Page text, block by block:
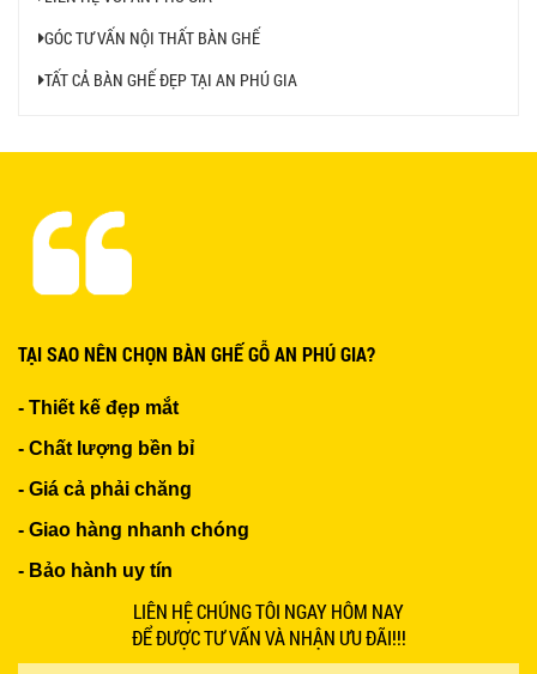
750.000 VNĐ
BÀN CAFE BCF01 GIÁ RẺ - MÃ SỐ: BCF01
650.000 VNĐ
GÓC TƯ VẤN NỘI THẤT BÀN GHẾ
TẤT CẢ BÀN GHẾ ĐẸP TẠI AN PHÚ GIA
TẠI SAO NÊN CHỌN BÀN GHẾ GỖ AN PHÚ GIA?
- Thiết kế đẹp mắt
- Chất lượng bền bỉ
- Giá cả phải chăng
- Giao hàng nhanh chóng
- Bảo hành uy tín
LIÊN HỆ CHÚNG TÔI NGAY HÔM NAY
ĐỂ ĐƯỢC TƯ VẤN VÀ NHẬN ƯU ĐÃI!!!